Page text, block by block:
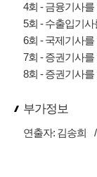
4회 - 금융기사
5회 - 수출입기
6회 - 국제기사
7회 - 증권기사
8회 - 증권기사
부가정보
연출자: 김송희 /